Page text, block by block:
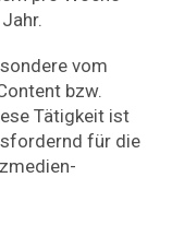
vom
bzw.
Tätigkeit ist
für die